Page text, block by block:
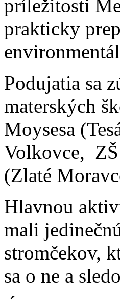
príležitosti
prakticky
Podujatia sa
materských
Moysesa
Volkovce,
(Zlaté
Hlavnou
mali
stromčekov,
sa o ne a